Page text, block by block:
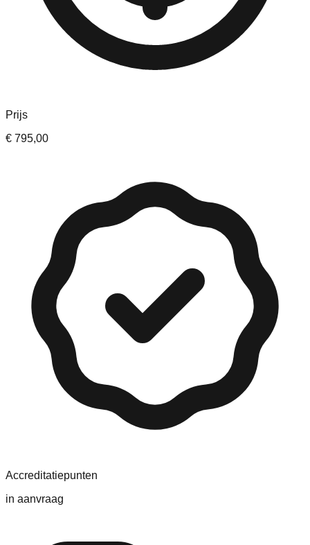
Prijs
€ 795,00
Accreditatiepunten
in aanvraag